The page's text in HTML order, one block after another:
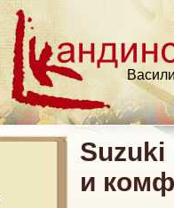
Suzuki
и